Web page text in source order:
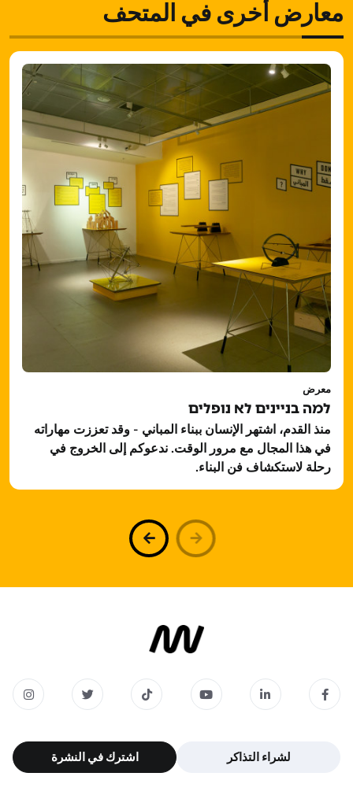
معارض أخرى في المتحف
معرض
למה בניינים לא נופלים
منذ القدم، اشتهر الإنسان ببناء المباني - وقد تعززت مهاراته
في هذا المجال مع مرور الوقت. ندعوكم إلى الخروج في
رحلة لاستكشاف فن البناء.
لشراء التذاكر اشترك في النشرة